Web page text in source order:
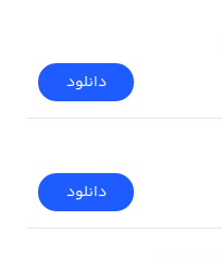
دانلود
دانلود